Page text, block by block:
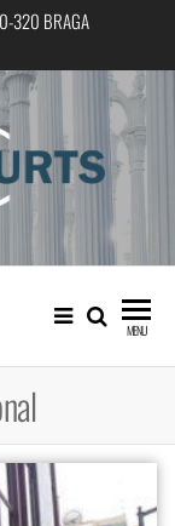
320 BRAGA
cultural na
MENU